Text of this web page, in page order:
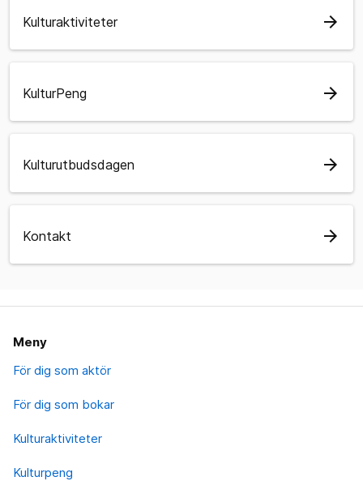
Kulturaktiviteter arrow_forward
KulturPeng arrow_forward
Kulturutbudsdagen arrow_forward
Kontakt arrow_forward
Meny
För dig som aktör
För dig som bokar
Kulturaktiviteter
Kulturpeng